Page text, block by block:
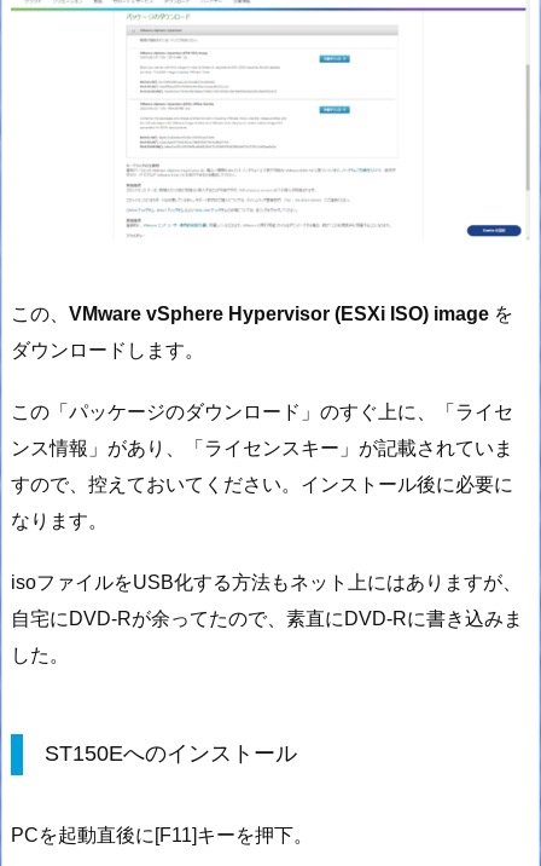
この、 VMware vSphere Hypervisor (ESXi ISO) image を
ダウンロードします。
この「パッケージのダウンロード」のすぐ上に、「ライセ
ンス情報」があり、「ライセンスキー」が記載されていま
すので、控えておいてください。インストール後に必要に
なります。
isoファイルをUSB化する方法もネット上にはありますが、
自宅にDVD-Rが余ってたので、素直にDVD-Rに書き込みま
した。
ST150Eへのインストール
PCを起動直後に[F11]キーを押下。